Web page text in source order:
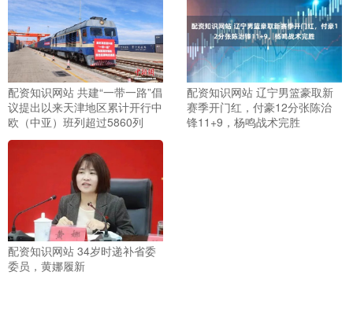
配资知识网站 共建“一带一路”倡
议提出以来天津地区累计开行中
欧（中亚）班列超过5860列
配资知识网站 辽宁男篮豪取新
赛季开门红，付豪12分张陈治
锋11+9，杨鸣战术完胜
配资知识网站 34岁时递补省委
委员，黄娜履新